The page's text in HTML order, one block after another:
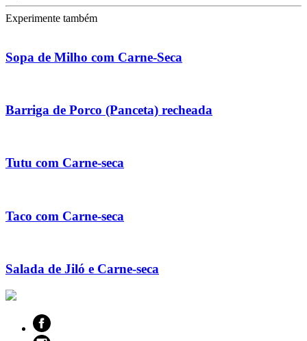
Experimente também
Sopa de Milho com Carne-Seca
Barriga de Porco (Panceta) recheada
Tutu com Carne-seca
Taco com Carne-seca
Salada de Jiló e Carne-seca